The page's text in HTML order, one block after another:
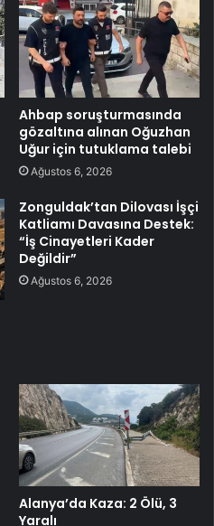
Ahbap soruşturmasında
gözaltına alınan Oğuzhan
Uğur için tutuklama talebi
Ağustos 6, 2026
Zonguldak’tan Dilovası İşçi
Katliamı Davasına Destek:
“İş Cinayetleri Kader
Değildir”
Ağustos 6, 2026
Alanya’da Kaza: 2 Ölü, 3
Yaralı